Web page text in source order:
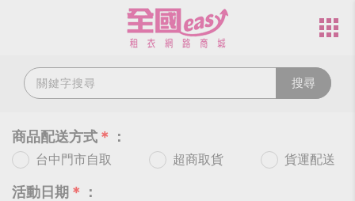
搜尋
商品配送方式 ＊ ：
台中門市自取 超商取貨 貨運配送
活動日期 ＊ ：